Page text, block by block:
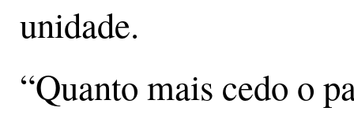
unidade.
“Quanto mais cedo o